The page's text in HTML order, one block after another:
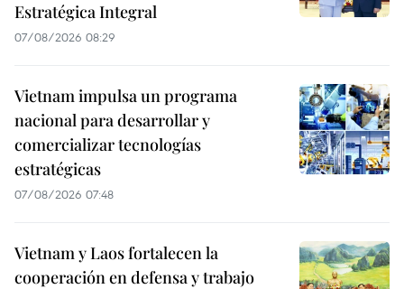
Estratégica Integral
07/08/2026 08:29
Vietnam impulsa un programa
nacional para desarrollar y
comercializar tecnologías
estratégicas
07/08/2026 07:48
Vietnam y Laos fortalecen la
cooperación en defensa y trabajo